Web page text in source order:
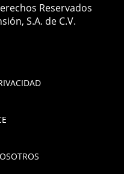
Reservados
S.A. de C.V.